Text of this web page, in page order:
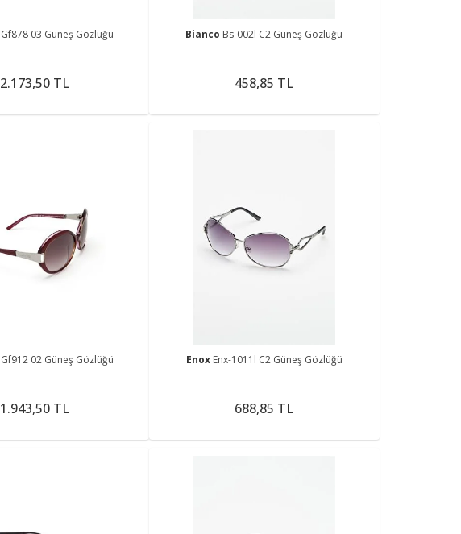
Gf878 03 Güneş Gözlüğü
2.173,50 TL
Bianco Bs-002l C2 Güneş Gözlüğü
458,85 TL
Gf912 02 Güneş Gözlüğü
1.943,50 TL
Enox Enx-1011l C2 Güneş Gözlüğü
688,85 TL